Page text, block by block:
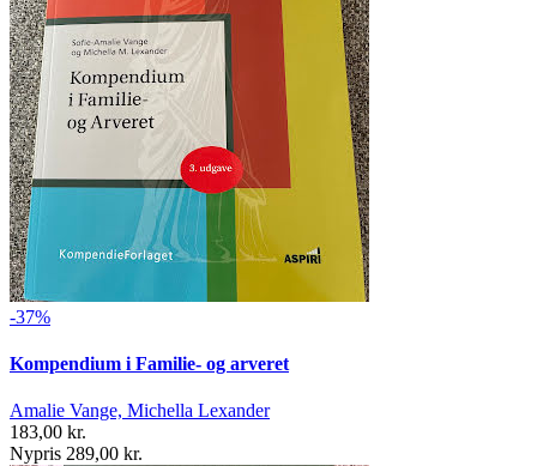
-37%
Kompendium i Familie- og arveret
Amalie Vange, Michella Lexander
183,00 kr.
Nypris 289,00 kr.